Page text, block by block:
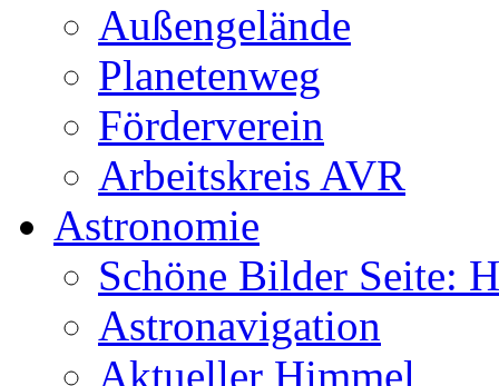
Außengelände
Planetenweg
Förderverein
Arbeitskreis AVR
Astronomie
Schöne Bilder Seite:
Astronavigation
Aktueller Himmel